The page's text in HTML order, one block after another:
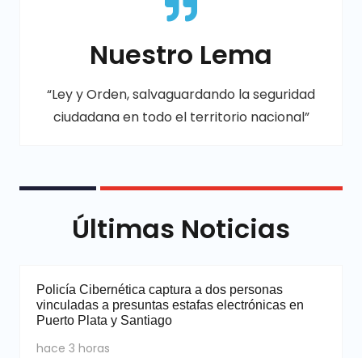
Nuestro Lema
“Ley y Orden, salvaguardando la seguridad
ciudadana en todo el territorio nacional”
Últimas Noticias
Policía Cibernética captura a dos personas
vinculadas a presuntas estafas electrónicas en
Puerto Plata y Santiago
hace 3 horas